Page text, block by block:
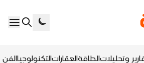
وتحليلاتالطاقةالعقاراتالتكنولوجياالفن